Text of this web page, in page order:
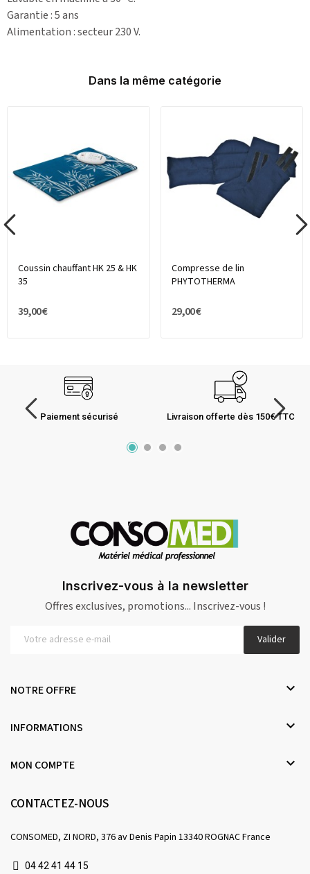
Garantie : 5 ans
Alimentation : secteur 230 V.
Dans la même catégorie
Coussin chauffant HK 25 & HK
35
39,00 €
Compresse de lin
PHYTOTHERMA
29,00 €
Paiement sécurisé Livraison offerte dès 150€ TTC
Inscrivez-vous à la newsletter
Offres exclusives, promotions... Inscrivez-vous !
Valider
NOTRE OFFRE 
INFORMATIONS 
MON COMPTE 
CONTACTEZ-NOUS
CONSOMED, ZI NORD, 376 av Denis Papin 13340 ROGNAC France
04 42 41 44 15